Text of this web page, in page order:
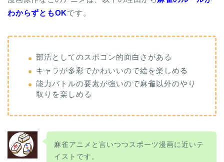
わからずともOKです。
部活としてのスポコン的面白さがある
キャラが多彩でかわいいので絵を楽しめる
能力バトルの要素が強いので麻雀以外のやり
取りを楽しめる
麻雀アニメと言いつつスポーツ漫画に近いテ
イストです。